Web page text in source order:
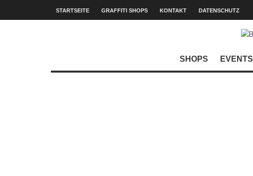
STARTSEITE GRAFFITI SHOPS KONTAKT DATENSCHUTZ
SHOPS EVENTS